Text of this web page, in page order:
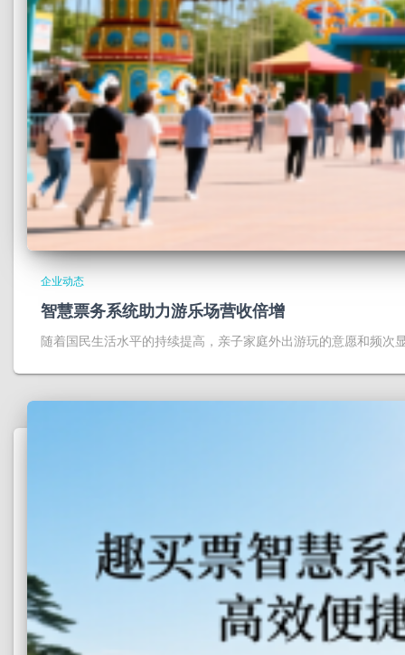
企业动态
智慧票务系统助力游乐场营收倍增
随着国民生活水平的持续提高，亲子家庭外出游玩的意愿和频次